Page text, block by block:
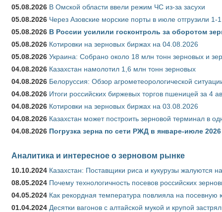
05.08.2026 В Омской области ввели режим ЧС из-за засухи
05.08.2026 Через Азовские морские порты в июле отгрузили
05.08.2026 В России усилили госконтроль за оборотом
05.08.2026 Котировки на зерновых биржах на 04.08.2026
05.08.2026 Украина: Собрано около 18 млн тонн зерновых и
04.08.2026 Казахстан намолотил 1,6 млн тонн зерновых
04.08.2026 Белоруссия: Обзор агрометеорологической
04.08.2026 Итоги российских биржевых торгов пшеницей за 4
04.08.2026 Котировки на зерновых биржах на 03.08.2026
04.08.2026 Казахстан может построить зерновой терминал в
04.08.2026 Погрузка зерна по сети РЖД в январе-июле
Аналитика и интересное о зерновом рынке
10.10.2024 Казахстан: Поставщики риса и кукурузы жалуются
08.05.2024 Почему технологичность посевов российских
04.05.2024 Как рекордная температура повлияла на
01.04.2024 Десятки вагонов с алтайской мукой и крупой